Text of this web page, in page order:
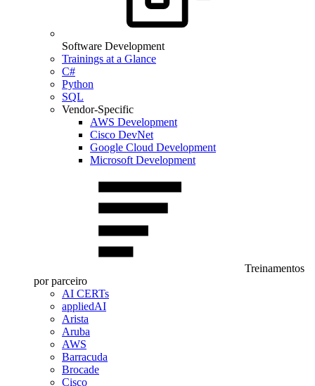
Software Development
Trainings at a Glance
C#
Python
SQL
Vendor-Specific
AWS Development
Cisco DevNet
Google Cloud Development
Microsoft Development
Treinamentos
por parceiro
AI CERTs
appliedAI
Arista
Aruba
AWS
Barracuda
Brocade
Cisco